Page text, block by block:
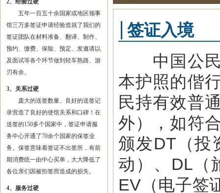
2、经验过硬
五年一百五十余国家或地区领事
馆三万多签证申请经验造就了我们的
签证团队在材料准备、翻译、制作、
预约、缴费、保险、预定、发邀请以
及面试等各个环节做到轻车熟路、游
刃有余。
3、关系过硬
庞大的送签数量、良好的送签记
录营造了良好的使馆关系和口碑！在
送签的150多个国家中，签证申请服
务中心开通了70余个国家的保签业
务。保签意味着签证不出签所，有前
期消费统一由中心买单，大大降低了
各位亲们因被拒签而造成的损失。
4、服务过硬
签证入境
中国公民
本护照的偕
民持有效普
外），如符
颁发DT（投
动）、DL（
EV（电子签